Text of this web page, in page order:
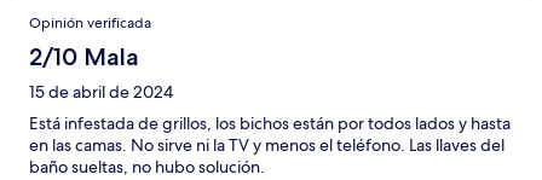
Opinión verificada
2/10 Mala
15 de abril de 2024
Está infestada de grillos, los bichos están por todos lados y hasta
en las camas. No sirve ni la TV y menos el teléfono. Las llaves del
baño sueltas, no hubo solución.